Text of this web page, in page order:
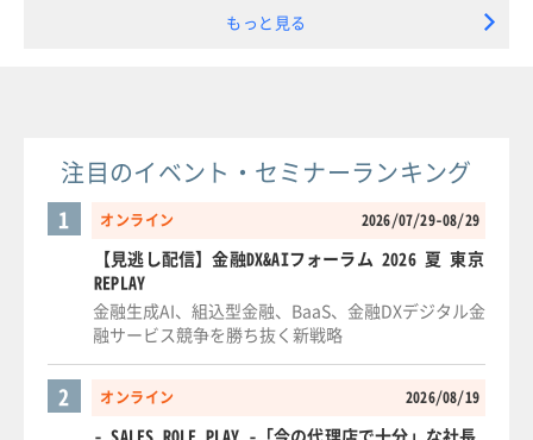
もっと見る
注目のイベント・セミナーランキング
オンライン 2026/07/29-08/29
1
【見逃し配信】金融DX&AIフォーラム 2026 夏 東京
REPLAY
金融生成AI、組込型金融、BaaS、金融DXデジタル金
融サービス競争を勝ち抜く新戦略
オンライン 2026/08/19
2
- SALES ROLE PLAY -「今の代理店で十分」な社長